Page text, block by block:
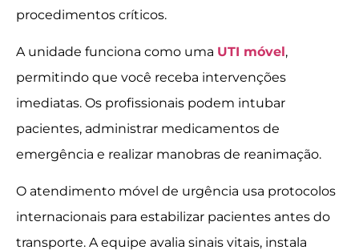
procedimentos críticos.
A unidade funciona como uma UTI móvel,
permitindo que você receba intervenções
imediatas. Os profissionais podem intubar
pacientes, administrar medicamentos de
emergência e realizar manobras de reanimação.
O atendimento móvel de urgência usa protocolos
internacionais para estabilizar pacientes antes do
transporte. A equipe avalia sinais vitais, instala